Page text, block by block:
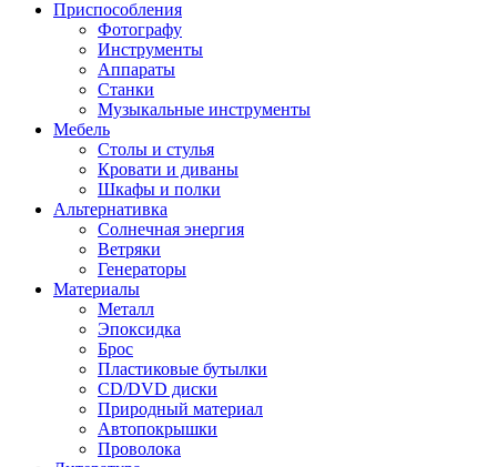
Приспособления
Фотографу
Инструменты
Аппараты
Станки
Музыкальные инструменты
Мебель
Столы и стулья
Кровати и диваны
Шкафы и полки
Альтернативка
Солнечная энергия
Ветряки
Генераторы
Материалы
Металл
Эпоксидка
Брос
Пластиковые бутылки
CD/DVD диски
Природный материал
Автопокрышки
Проволока